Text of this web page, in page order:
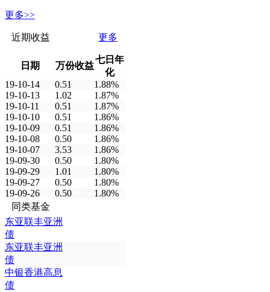
更多>>
近期收益 更多
日期 万份收益
七日年
化
19-10-14
0.51
1.88%
19-10-13
1.02
1.87%
19-10-11
0.51
1.87%
19-10-10
0.51
1.86%
19-10-09
0.51
1.86%
19-10-08
0.50
1.86%
19-10-07
3.53
1.86%
19-09-30
0.50
1.80%
19-09-29
1.01
1.80%
19-09-27
0.50
1.80%
19-09-26
0.50
1.80%
同类基金
东亚联丰亚洲
债
东亚联丰亚洲
债
中银香港高息
债